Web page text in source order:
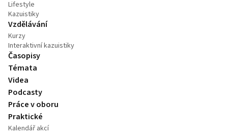
Lifestyle
Kazuistiky
Vzdělávání
Kurzy
Interaktivní kazuistiky
Časopisy
Témata
Videa
Podcasty
Práce v oboru
Praktické
Kalendář akcí